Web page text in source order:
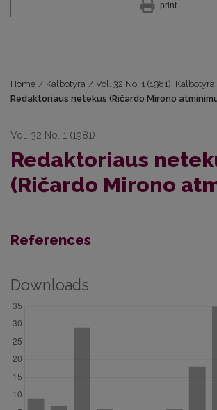
print
Home / Kalbotyra / Vol. 32 No. 1 (1981): Kalbotyra
Redaktoriaus netekus (Ričardo Mirono
Vol. 32 No. 1 (1981)
Redaktoriaus
(Ričardo Mirono
References
Downloads